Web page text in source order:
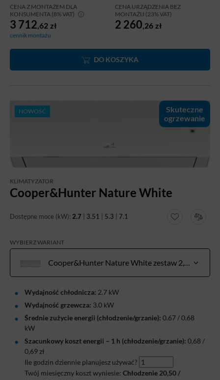
od 22 dB(A), funkcji Wi-Fi i jonizatorowi powietrza
model sprawdzi się w codziennym użytkowaniu w
mieszkaniach i domach.
CENA Z MONTAŻEM DLA
KONSUMENTA (8% VAT)
3 712 ,62 zł
cennik montażu
CENA URZĄDZENIA BEZ
MONTAŻU (23% VAT)
2 260 ,26 zł
DO KOSZYKA
Skuteczne
ogrzewanie
NOWOŚĆ
KLIMATYZATOR
Cooper&Hunter Nature White
Dostępne moce (kW): 2.7 3.51 5.3 7.1
WYBIERZ WARIANT
Wydajność chłodnicza: 2.7 kW
Wydajność grzewcza: 3.0 kW
Średnie zużycie energii (chłodzenie/grzanie): 0.67 / 0.68
kW
Szacunkowy koszt energii – 1 h (chłodzenie/grzanie): 0,68 /
0,69 zł
Ile godzin dziennie planujesz używać?
Twój miesięczny koszt wyniesie: Chłodzenie 20,50 /